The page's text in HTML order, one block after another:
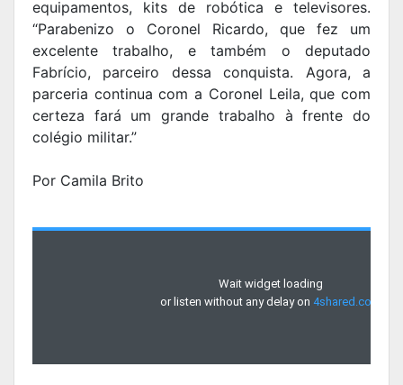
equipamentos, kits de robótica e televisores.
“Parabenizo o Coronel Ricardo, que fez um
excelente trabalho, e também o deputado
Fabrício, parceiro dessa conquista. Agora, a
parceria continua com a Coronel Leila, que com
certeza fará um grande trabalho à frente do
colégio militar.”
Por Camila Brito